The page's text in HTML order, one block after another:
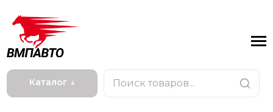
Каталог ↓